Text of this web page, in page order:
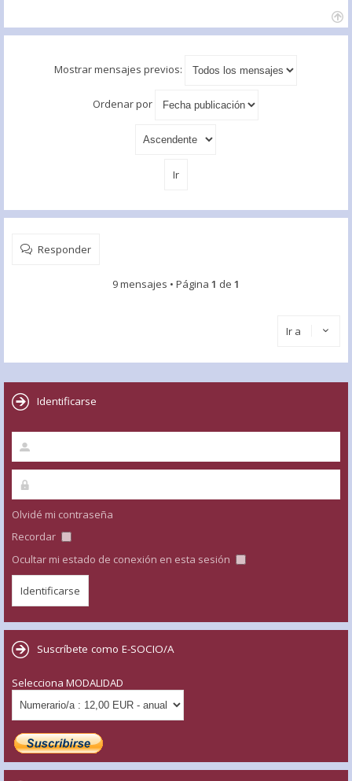
Mostrar mensajes previos:
Ordenar por
Responder
9 mensajes • Página 1 de 1
Ir a
Identificarse
Olvidé mi contraseña
Recordar
Ocultar mi estado de conexión en esta sesión
Suscríbete como E-SOCIO/A
Selecciona MODALIDAD